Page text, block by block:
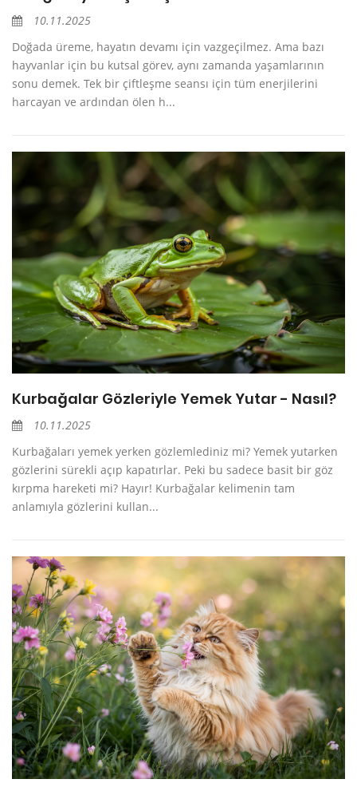
10.11.2025
Doğada üreme, hayatın devamı için vazgeçilmez. Ama bazı
hayvanlar için bu kutsal görev, aynı zamanda yaşamlarının
sonu demek. Tek bir çiftleşme seansı için tüm enerjilerini
harcayan ve ardından ölen h...
Kurbağalar Gözleriyle Yemek Yutar - Nasıl?
10.11.2025
Kurbağaları yemek yerken gözlemlediniz mi? Yemek yutarken
gözlerini sürekli açıp kapatırlar. Peki bu sadece basit bir göz
kırpma hareketi mi? Hayır! Kurbağalar kelimenin tam
anlamıyla gözlerini kullan...